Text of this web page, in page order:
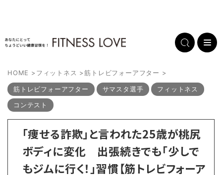
HOME >フィットネス >筋トレビフォーアフター >
筋トレビフォーアフター サマスタ選手
フィットネス
コンテスト
「痩せる詐欺」と言われた25歳が桃尻
ボディに変化 出張続きでも「少しで
もジムに行く！」習慣【筋トレビフォーア